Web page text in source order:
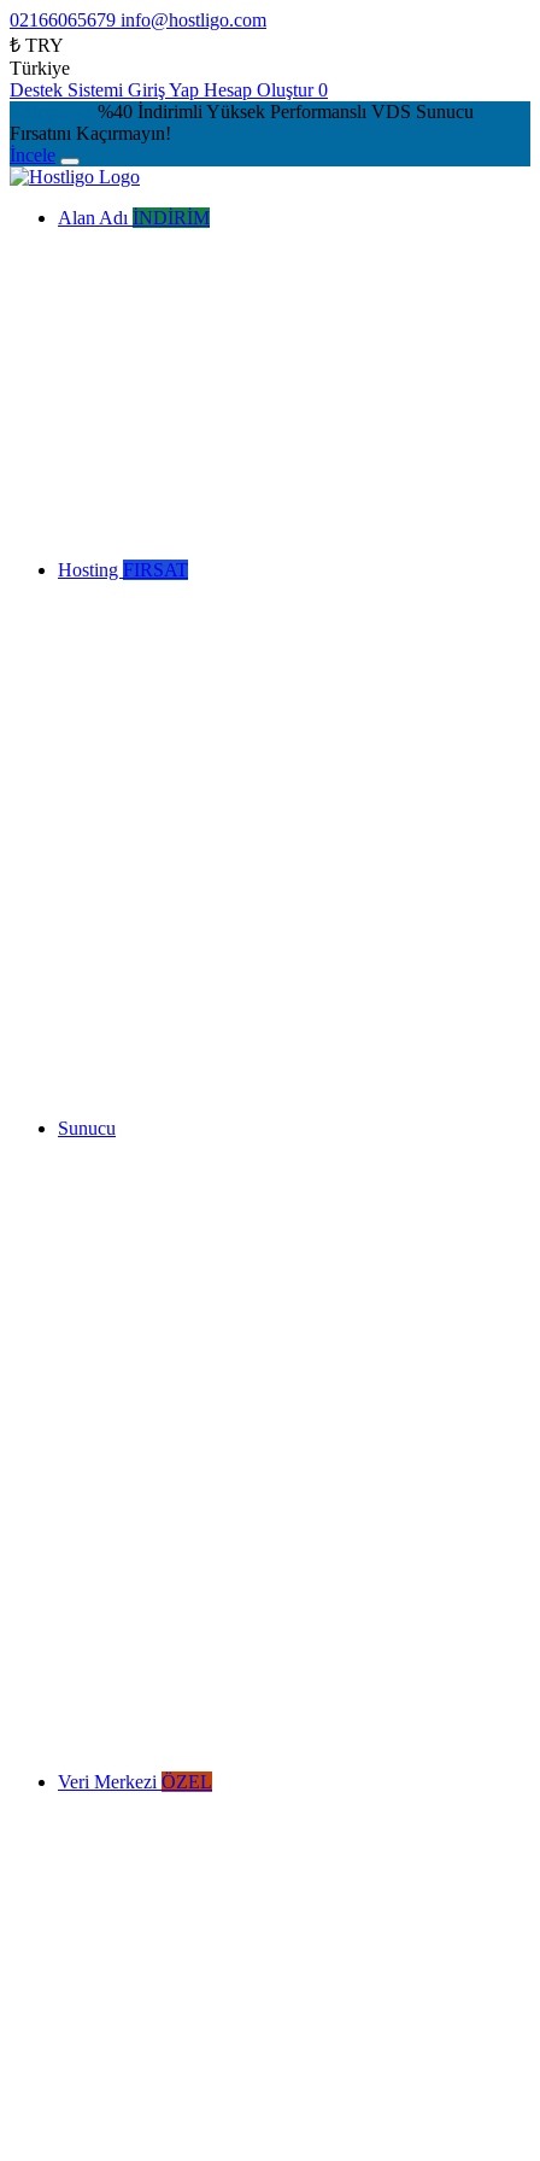
02166065679 info@hostligo.com
₺ TRY
Türkiye
Destek Sistemi Giriş Yap Hesap Oluştur0
%40 İndirimli Yüksek Performanslı VDS Sunucu
Fırsatını Kaçırmayın!
İncele
Alan Adı İNDİRİM
Hosting FIRSAT
Sunucu
Veri Merkezi ÖZEL